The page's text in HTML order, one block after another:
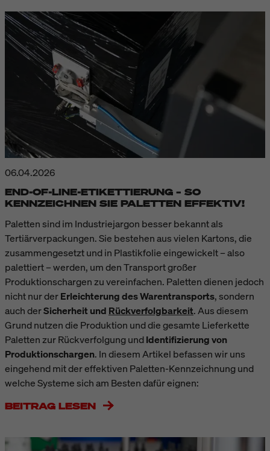
06.04.2026
END-OF-LINE-ETIKETTIERUNG – SO
KENNZEICHNEN SIE PALETTEN EFFEKTIV!
Paletten sind im Industriejargon besser bekannt als
Tertiärverpackungen. Sie bestehen aus vielen Kartons, die
zusammengesetzt und in Plastikfolie eingewickelt – also
palettiert – werden, um den Transport großer
Produktionschargen zu vereinfachen. Paletten dienen jedoch
nicht nur derErleichterung des Warentransports, sondern
auch derSicherheit und Rückverfolgbarkeit. Aus diesem
Grund nutzen die Produktion und die gesamte Lieferkette
Paletten zur Rückverfolgung undIdentifizierung von
Produktionschargen. In diesem Artikel befassen wir uns
eingehend mit der effektiven Paletten-Kennzeichnung und
welche Systeme sich am Besten dafür eignen:
BEITRAG LESEN